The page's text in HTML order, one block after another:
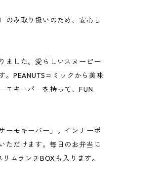
のみ取り扱いのため、安心し
ました。愛らしいスヌーピー
。PEANUTSコミックから美味
モキーパーを持って、FUN
ーモキーパー」。インナーポ
ただけます。毎日のお弁当に
ムランチBOXも入ります。